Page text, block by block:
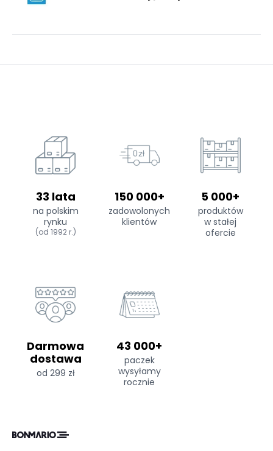
33 lata
na polskim
rynku
(od 1992 r.)
150 000+
zadowolonych
klientów
5 000+
produktów
w stałej
ofercie
Darmowa
dostawa
od 299 zł
43 000+
paczek
wysyłamy
rocznie